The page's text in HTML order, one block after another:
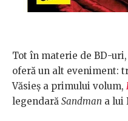
Tot în materie de BD-
oferă un alt eveniment:
Văsieș a primului volum,
legendară Sandman a lui